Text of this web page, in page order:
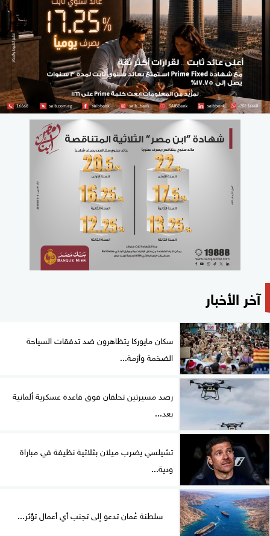
آخر الأخبار
سكان مايوركا يتظاهرون ضد تدفقات السياحة
الضخمة وأزمة...
رصد مسيرتين تحلقان فوق قاعدة عسكرية ألمانية
بعد...
تشيلسي يضرب ميلان بثلاثية نظيفة في مباراة
ودية...
سلطنة عُمان تدعو إلى تجنب أي أعمال تؤثر...